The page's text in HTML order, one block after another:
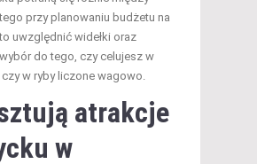
przy planowaniu budżetu na
uwzględnić widełki oraz
do tego, czy celujesz w
w ryby liczone wagowo.
atrakcje
w